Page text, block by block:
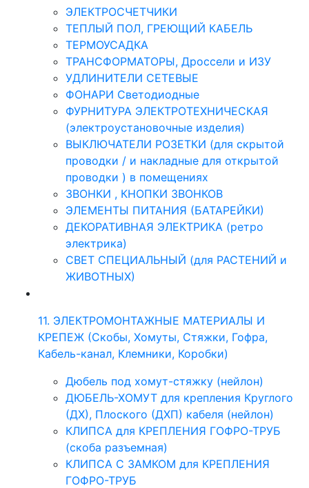
ЭЛЕКТРОСЧЕТЧИКИ
ТЕПЛЫЙ ПОЛ, ГРЕЮЩИЙ КАБЕЛЬ
ТЕРМОУСАДКА
ТРАНСФОРМАТОРЫ, Дроссели и ИЗУ
УДЛИНИТЕЛИ СЕТЕВЫЕ
ФОНАРИ Светодиодные
ФУРНИТУРА ЭЛЕКТРОТЕХНИЧЕСКАЯ
(электроустановочные изделия)
ВЫКЛЮЧАТЕЛИ РОЗЕТКИ (для скрытой
проводки / и накладные для открытой
проводки ) в помещениях
ЗВОНКИ , КНОПКИ ЗВОНКОВ
ЭЛЕМЕНТЫ ПИТАНИЯ (БАТАРЕЙКИ)
ДЕКОРАТИВНАЯ ЭЛЕКТРИКА (ретро
электрика)
СВЕТ СПЕЦИАЛЬНЫЙ (для РАСТЕНИЙ и
ЖИВОТНЫХ)
11. ЭЛЕКТРОМОНТАЖНЫЕ МАТЕРИАЛЫ И
КРЕПЕЖ (Скобы, Хомуты, Стяжки, Гофра,
Кабель-канал, Клемники, Коробки)
Дюбель под хомут-стяжку (нейлон)
ДЮБЕЛЬ-ХОМУТ для крепления Круглого
(ДХ), Плоского (ДХП) кабеля (нейлон)
КЛИПСА для КРЕПЛЕНИЯ ГОФРО-ТРУБ
(скоба разъемная)
КЛИПСА С ЗАМКОМ для КРЕПЛЕНИЯ
ГОФРО-ТРУБ